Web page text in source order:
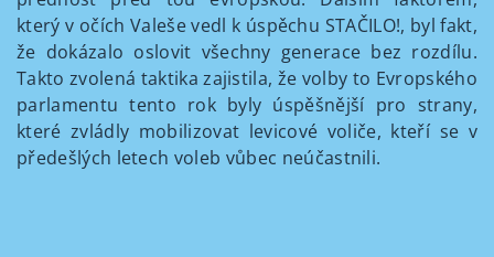
který v očích Valeše vedl k úspěchu STAČILO!, byl fakt,
že dokázalo oslovit všechny generace bez rozdílu.
Takto zvolená taktika zajistila, že volby to Evropského
parlamentu tento rok byly úspěšnější pro strany,
které zvládly mobilizovat levicové voliče, kteří se v
předešlých letech voleb vůbec neúčastnili.